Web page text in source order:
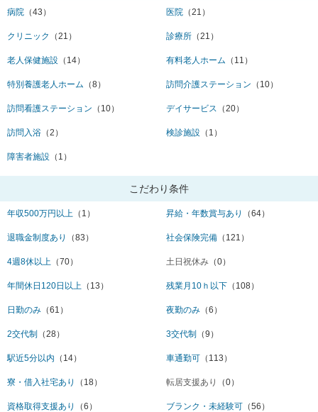
病院 （43） 医院 （21）
クリニック （21） 診療所 （21）
老人保健施設 （14） 有料老人ホーム （11）
特別養護老人ホーム （8） 訪問介護ステーション （10）
訪問看護ステーション （10） デイサービス （20）
訪問入浴 （2） 検診施設 （1）
障害者施設 （1）
こだわり条件
年収500万円以上 （1） 昇給・年数賞与あり （64）
退職金制度あり （83） 社会保険完備 （121）
4週8休以上 （70） 土日祝休み （0）
年間休日120日以上 （13） 残業月10ｈ以下 （108）
日勤のみ （61） 夜勤のみ （6）
2交代制 （28） 3交代制 （9）
駅近5分以内 （14） 車通勤可 （113）
寮・借入社宅あり （18） 転居支援あり （0）
資格取得支援あり （6） ブランク・未経験可 （56）